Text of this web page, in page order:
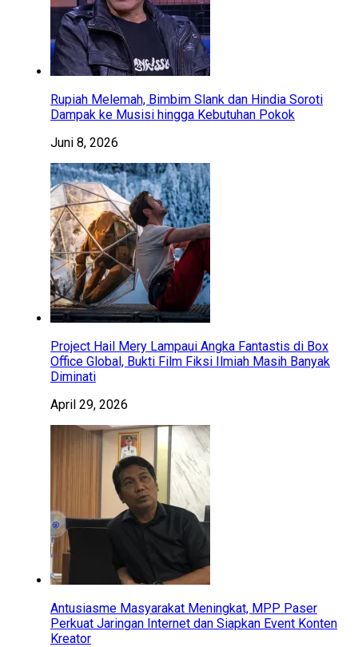
Rupiah Melemah, Bimbim Slank dan Hindia Soroti
Dampak ke Musisi hingga Kebutuhan Pokok
Juni 8, 2026
Project Hail Mery Lampaui Angka Fantastis di Box
Office Global, Bukti Film Fiksi Ilmiah Masih Banyak
Diminati
April 29, 2026
Antusiasme Masyarakat Meningkat, MPP Paser
Perkuat Jaringan Internet dan Siapkan Event Konten
Kreator